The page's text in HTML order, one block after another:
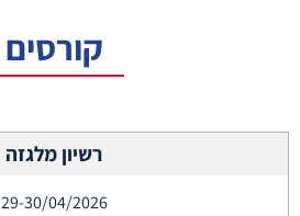
קורסים
רשיון מלגזה
29-30/04/2026